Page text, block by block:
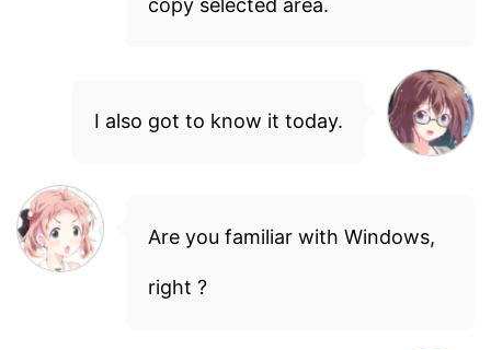
copy selected area.
I also got to know it today.
Are you familiar with Windows,
right ?